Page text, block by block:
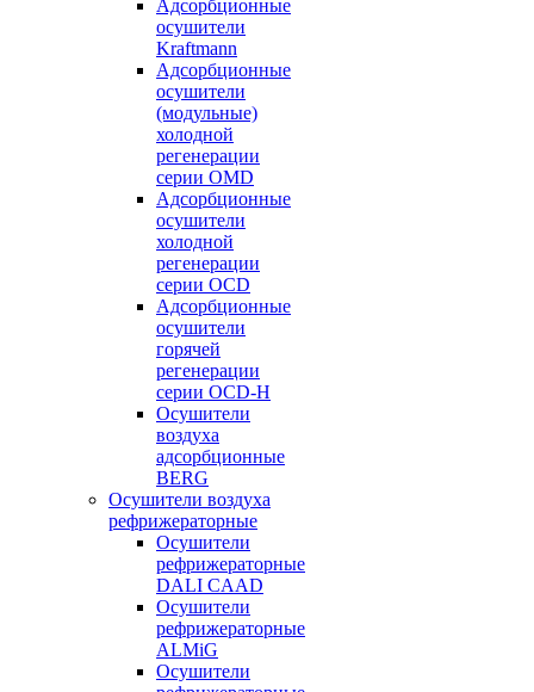
Адсорбционные
осушители
Kraftmann
Адсорбционные
осушители
(модульные)
холодной
регенерации
серии OMD
Адсорбционные
осушители
холодной
регенерации
серии OCD
Адсорбционные
осушители
горячей
регенерации
серии OСD-H
Осушители
воздуха
адсорбционные
BERG
Осушители воздуха
рефрижераторные
Осушители
рефрижераторные
DALI CAAD
Осушители
рефрижераторные
ALMiG
Осушители